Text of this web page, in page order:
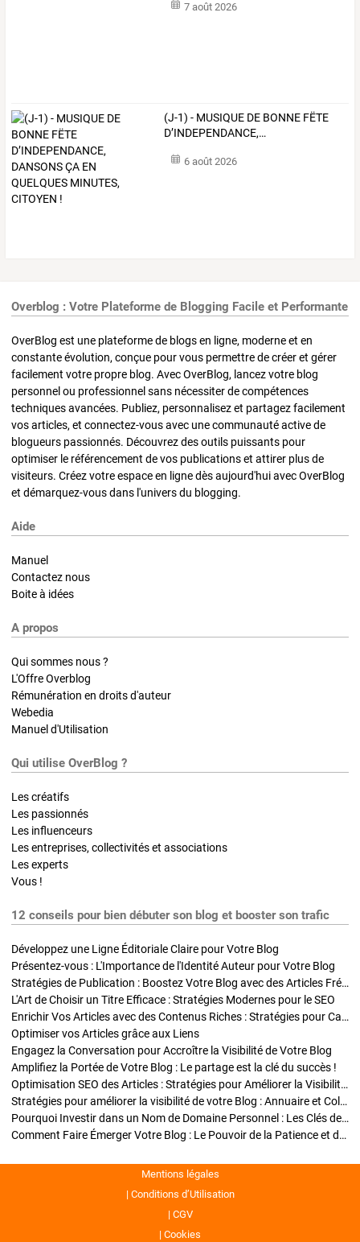
7 août 2026
(J-1) - MUSIQUE DE BONNE FËTE
D’INDEPENDANCE,…
6 août 2026
Overblog : Votre Plateforme de Blogging Facile et Performante
OverBlog est une plateforme de blogs en ligne, moderne et en
constante évolution, conçue pour vous permettre de créer et gérer
facilement votre propre blog. Avec OverBlog, lancez votre blog
personnel ou professionnel sans nécessiter de compétences
techniques avancées. Publiez, personnalisez et partagez facilement
vos articles, et connectez-vous avec une communauté active de
blogueurs passionnés. Découvrez des outils puissants pour
optimiser le référencement de vos publications et attirer plus de
visiteurs. Créez votre espace en ligne dès aujourd'hui avec OverBlog
et démarquez-vous dans l'univers du blogging.
Aide
Manuel
Contactez nous
Boite à idées
A propos
Qui sommes nous ?
L'Offre Overblog
Rémunération en droits d'auteur
Webedia
Manuel d'Utilisation
Qui utilise OverBlog ?
Les créatifs
Les passionnés
Les influenceurs
Les entreprises, collectivités et associations
Les experts
Vous !
12 conseils pour bien débuter son blog et booster son trafic
Développez une Ligne Éditoriale Claire pour Votre Blog
Présentez-vous : L'Importance de l'Identité Auteur pour Votre Blog
Stratégies de Publication : Boostez Votre Blog avec des Articles Fréquents et Exclusifs
L'Art de Choisir un Titre Efficace : Stratégies Modernes pour le SEO
Enrichir Vos Articles avec des Contenus Riches : Stratégies pour Captiver et Optimiser
Optimiser vos Articles grâce aux Liens
Engagez la Conversation pour Accroître la Visibilité de Votre Blog
Amplifiez la Portée de Votre Blog : Le partage est la clé du succès !
Optimisation SEO des Articles : Stratégies pour Améliorer la Visibilité de Votre Blog
Stratégies pour améliorer la visibilité de votre Blog : Annuaire et Collaborations
Pourquoi Investir dans un Nom de Domaine Personnel : Les Clés de la Réussite de Votre Blog
Comment Faire Émerger Votre Blog : Le Pouvoir de la Patience et de la Persévérance
Mentions légales
Conditions d’Utilisation
CGV
Cookies